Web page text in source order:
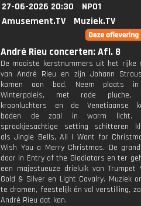
27-06-2026 20:30
NPO1
Amusement.TV
Muziek.TV
André Rieu concerten: Afl. 8
De mooiste kerstnummers uit het rijke
van André Rieu en zijn Johann
komen aan bod. Neem plaats in
Winterpaleis, met rode pluche,
kroonluchters en de Venetiaanse
baden de zaal in warm licht.
sprookjesachtige setting schitteren
als Jingle Bells, All I Want for
Wish You a Merry Christmas. De
door in Entry of the Gladiators en ter
een majestueuze drieluik van Trumpet
Gold & Silver en Light Cavalry. Muziek
te dromen, feestelijk én vol verstilling,
André Rieu dat kan.